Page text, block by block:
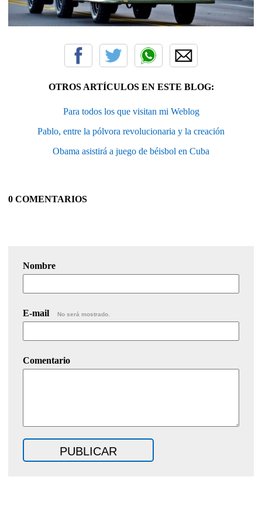
OTROS ARTÍCULOS EN ESTE BLOG:
Para todos los que visitan mi Weblog
Pablo, entre la pólvora revolucionaria y la creación
Obama asistirá a juego de béisbol en Cuba
0 COMENTARIOS
Nombre
E-mail No será mostrado.
Comentario